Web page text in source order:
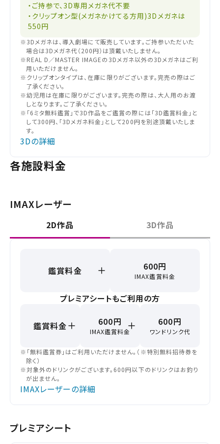
・ご持参で、3D専用メガネ代不要
・クリップオン型(メガネかけてる方用)3Dメガネは
550円
※3Dメガネは、導入劇場にて販売しています。ご持参いただいた
場合は3Dメガネ代（200円）は頂戴いたしません。
※REAL D／MASTER IMAGEの3Dメガネ以外の3Dメガネはご利
用いただけません。
※クリップオンタイプは、在庫に限りがございます。完売の際はご
了承ください。
※幼児用は在庫に限りがございます。完売の際は、大人用のお渡
しとなります。ご了承ください。
※「6ミタ無料鑑賞」で3D作品をご鑑賞の際には「3D鑑賞料金」と
して300円、「3Dメガネ料金」として200円を別途頂戴いたしま
す。
3Dの詳細
各施設料金
IMAXレーザー
2D作品 3D作品
鑑賞料金 600円
IMAX鑑賞料金
プレミアシートもご利用の方
鑑賞料金 600円
IMAX鑑賞料金
600円
ワンドリンク代
※「無料鑑賞券」はご利用いただけません。（※特別無料招待券を
除く）
※対象外のドリンクがございます。600円以下のドリンクはお釣り
が出ません。
IMAXレーザーの詳細
プレミアシート